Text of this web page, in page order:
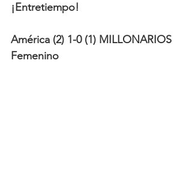
¡Entretiempo!
América (2) 1-0 (1) MILLONARIOS
Femenino